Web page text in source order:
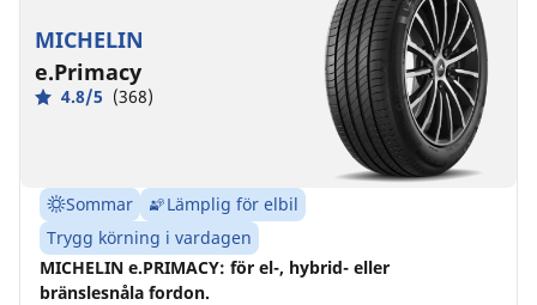
MICHELIN
e.Primacy
4.8/5 (368)
Sommar
Lämplig för elbil
Trygg körning i vardagen
MICHELIN e.PRIMACY: för el-, hybrid- eller
bränslesnåla fordon.